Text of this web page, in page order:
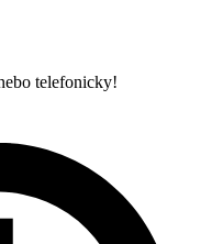
telefonicky!